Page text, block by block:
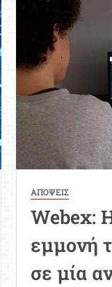
ΔΔΕ
Γ’
ΑΠΟΨΕΙΣ
Webex:
εμμονή
σε μία